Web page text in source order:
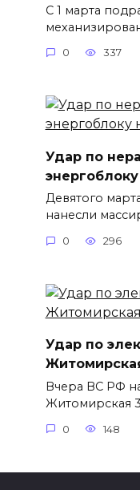
С 1 марта
0 337
Удар по
Девятого
нанесли
0 296
Удар по
Вчера ВС РФ
Житомирская
0 148